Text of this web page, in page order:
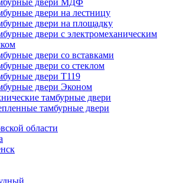
двери МДФ
двери на лестницу
двери на площадку
двери с электромеханическим
двери со вставками
двери со стеклом
двери Т119
двери Эконом
тамбурные двери
тамбурные двери
области